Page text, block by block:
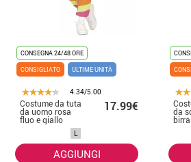
CONSEGNA 24/48 ORE
CONSIGLIATO
ULTIME UNITÀ
4.34/5.00
Costume da tuta
da uomo rosa
fluo e giallo
17.99€
L
AGGIUNGI
da